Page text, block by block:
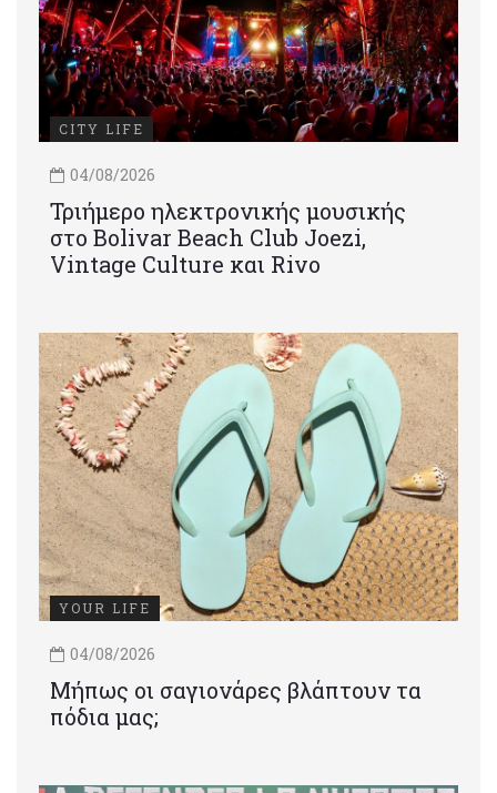
CITY LIFE
04/08/2026
Τριήμερο ηλεκτρονικής μουσικής
στο Bolivar Beach Club Joezi,
Vintage Culture και Rivo
YOUR LIFE
04/08/2026
Μήπως οι σαγιονάρες βλάπτουν τα
πόδια μας;